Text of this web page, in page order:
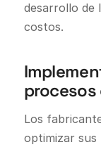
desarrollo de
costos.
procesos
Los
optimizar sus